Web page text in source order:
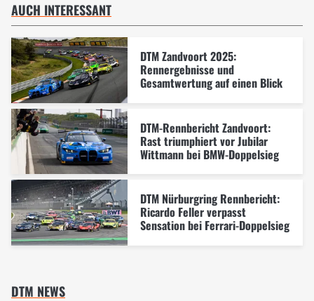
AUCH INTERESSANT
DTM Zandvoort 2025:
Rennergebnisse und
Gesamtwertung auf einen Blick
DTM-Rennbericht Zandvoort:
Rast triumphiert vor Jubilar
Wittmann bei BMW-Doppelsieg
DTM Nürburgring Rennbericht:
Ricardo Feller verpasst
Sensation bei Ferrari-Doppelsieg
DTM NEWS